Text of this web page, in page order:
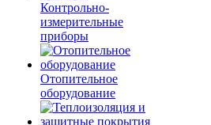
Контрольно-
измерительные
приборы
Отопительное
оборудование